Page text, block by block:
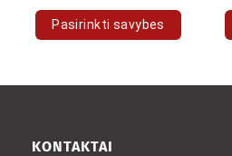
Pasirinkti savybes
has
The
KONTAKTAI